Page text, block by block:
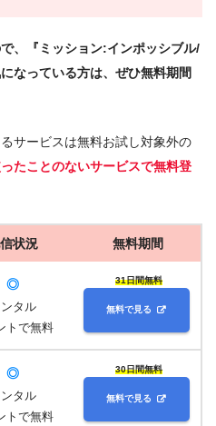
、『ミッション:インポッシブル/
なっている方は、ぜひ無料期間
サービスは無料お試し対象外の
たことのないサービスで無料登
状況 無料期間
◎
ンタル
トで無料
31日間無料
無料で見る
◎
ンタル
トで無料
30日間無料
無料で見る